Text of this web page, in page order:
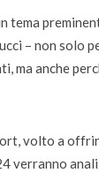
tema
– non solo
ma anche
volto a
verranno